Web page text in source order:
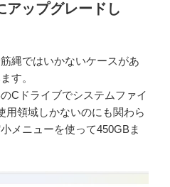
アップグレードし
縄ではいかないケースがあ
す。
Cドライブでシステムファイ
用領域しかないのにも関わら
メニューを使って450GBま